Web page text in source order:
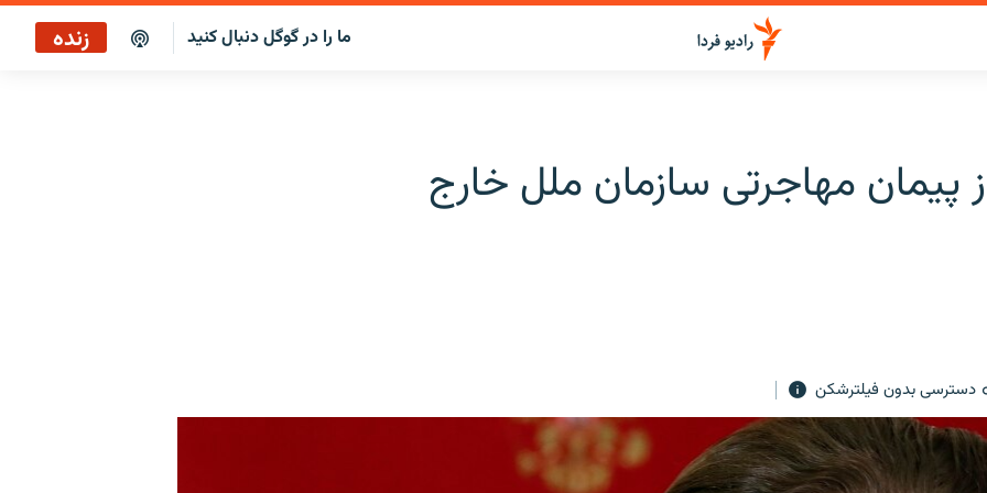
ما را در گوگل دنبال کنید زنده
پیمان مهاجرتی سازمان ملل خارج
دسترسی بدون فیلترشکن